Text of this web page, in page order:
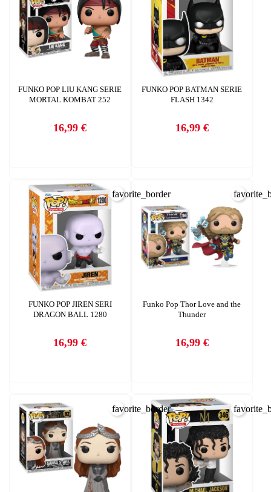
FUNKO POP LIU KANG SERIE
MORTAL KOMBAT 252
Precio
16,99 €
FUNKO POP BATMAN SERIE
FLASH 1342
Precio
16,99 €
FUNKO POP JIREN SERI
DRAGON BALL 1280
Precio
16,99 €
favorite_border
Funko Pop Thor Love and the
Thunder
Precio
16,99 €
favorite_border
CREAR LISTA DE DESEOS
CREAR LISTA DE DESEOS
INICIAR SESIÓN
Debe iniciar sesión para guardar productos en su lista de deseos.
INICIAR SESIÓN